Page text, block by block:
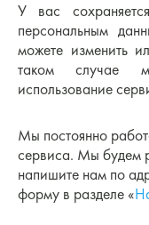
У вас
персональным
можете изменить
таком случае
использование
Мы постоянно
сервиса. Мы будем
напишите нам по
форму в разделе «